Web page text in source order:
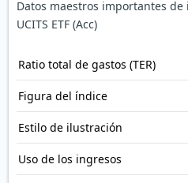
Datos maestros importantes de
UCITS ETF (Acc)
Ratio total de gastos (TER)
Figura del índice
Estilo de ilustración
Uso de los ingresos